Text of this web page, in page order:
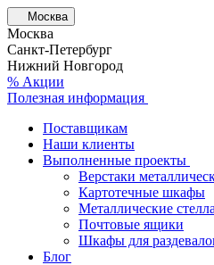
Москва
Москва
Санкт-Петербург
Нижний Новгород
% Акции
Полезная информация
Поставщикам
Наши клиенты
Выполненные проекты
Верстаки
Картотечные шкафы
Металлические
Почтовые ящики
Шкафы для
Блог